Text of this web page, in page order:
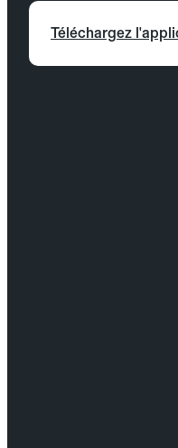
Téléchargez